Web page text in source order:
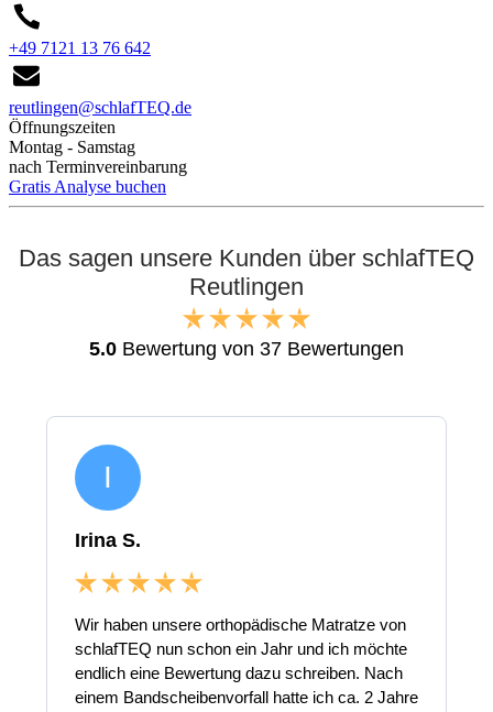
+49 7121 13 76 642
reutlingen@schlafTEQ.de
Öffnungszeiten
Montag - Samstag
nach Terminvereinbarung
Gratis Analyse buchen